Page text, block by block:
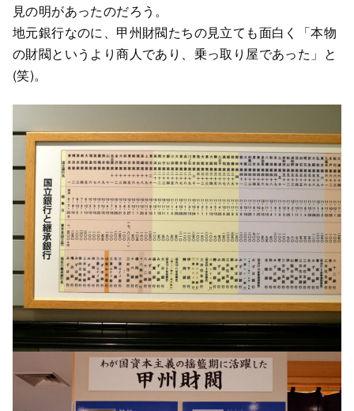
見の明があったのだろう。
地元銀行なのに、甲州財閥たちの見立ても面白く「本物
の財閥というより商人であり、乗っ取り屋であった」と
(笑)。